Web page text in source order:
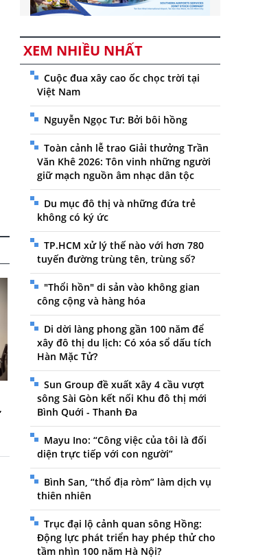
XEM NHIỀU NHẤT
Cuộc đua xây cao ốc chọc trời tại
Việt Nam
Nguyễn Ngọc Tư: Bởi bôi hồng
Toàn cảnh lễ trao Giải thưởng Trần
Văn Khê 2026: Tôn vinh những người
giữ mạch nguồn âm nhạc dân tộc
Du mục đô thị và những đứa trẻ
không có ký ức
TP.HCM xử lý thế nào với hơn 780
tuyến đường trùng tên, trùng số?
"Thổi hồn" di sản vào không gian
công cộng và hàng hóa
Di dời làng phong gần 100 năm để
xây đô thị du lịch: Có xóa sổ dấu tích
Hàn Mặc Tử?
Sun Group đề xuất xây 4 cầu vượt
sông Sài Gòn kết nối Khu đô thị mới
Bình Quới - Thanh Đa
Mayu Ino: “Công việc của tôi là đối
diện trực tiếp với con người”
Bình San, “thổ địa ròm” làm dịch vụ
thiên nhiên
Trục đại lộ cảnh quan sông Hồng:
Động lực phát triển hay phép thử cho
tầm nhìn 100 năm Hà Nội?